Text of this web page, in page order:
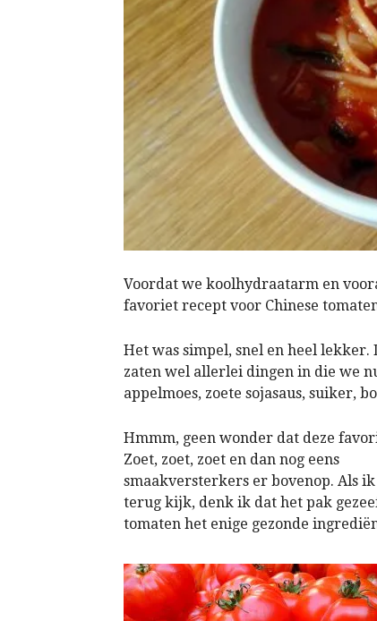
Voordat we koolhydraatarm en
favoriet recept voor Chinese
Het was simpel, snel en heel
zaten wel allerlei dingen in die we
appelmoes, zoete sojasaus, suiker,
Hmmm, geen wonder dat deze
Zoet, zoet, zoet en dan nog eens
smaakversterkers er bovenop. Als
terug kijk, denk ik dat het pak
tomaten het enige gezonde